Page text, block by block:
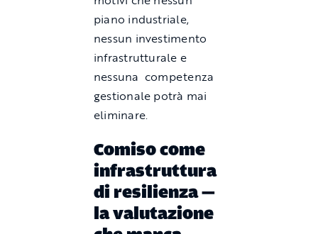
piano industriale,
nessun investimento
infrastrutturale e
nessuna competenza
gestionale potrà mai
eliminare.
Comiso come
infrastruttura
di resilienza —
la valutazione